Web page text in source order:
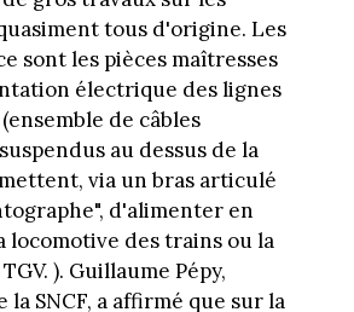
tous d'origine. Les
sont les pièces maîtresses
électrique des lignes
de câbles
au dessus de la
via un bras articulé
d'alimenter en
locomotive des trains ou la
). Guillaume Pépy,
SNCF, a affirmé que sur la